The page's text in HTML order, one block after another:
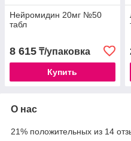
Нейромидин 20мг №50
табл
8 615 ₸/упаковка
Купить
О нас
21% положительных из 14